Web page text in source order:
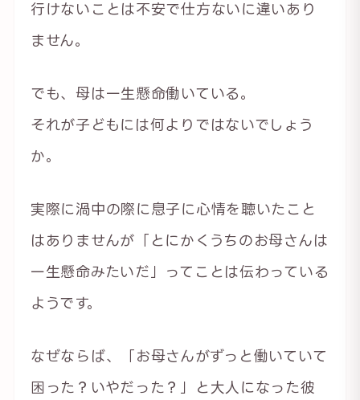
行けないことは不安で仕方ないに違いあり
ません。
でも、母は一生懸命働いている。
それが子どもには何よりではないでしょう
か。
実際に渦中の際に息子に心情を聴いたこと
はありませんが「とにかくうちのお母さんは
一生懸命みたいだ」ってことは伝わっている
ようです。
なぜならば、「お母さんがずっと働いていて
困った？いやだった？」と大人になった彼